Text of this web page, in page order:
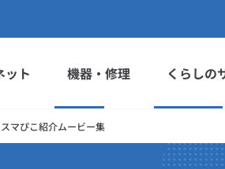
ット 機器・修理 くらしの
マぴこ紹介ムービー集